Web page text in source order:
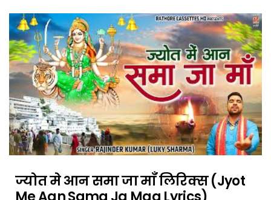
ज्योत मे आन समा जा माँ लिरिक्स (Jyot